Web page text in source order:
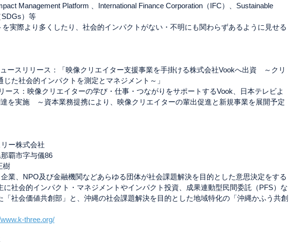
Management Platform 、International Finance Corporation（IFC）、Sustainable
SDGs）等
実際より多くしたり、社会的インパクトがない・不明にも関わらずあるように見せる
ースリリース：「映像クリエイター支援事業を手掛ける株式会社Vookへ出資　～クリ
じた社会的インパクトを測定とマネジメント～」
ース：映像クリエイターの学び・仕事・つながりをサポートするVook、日本テレビよ
を実施　～資本業務提携により、映像クリエイターの輩出促進と新規事業を展開予定
イスリー株式会社
縄県那覇市字与儀86
正樹
に社会的インパクト・マネジメントやインパクト投資、成果連動型民間委託（PFS）な
「社会価値共創部」と、沖縄の社会課題解決を目的とした地域特化の「沖縄かふう共創
three.org/